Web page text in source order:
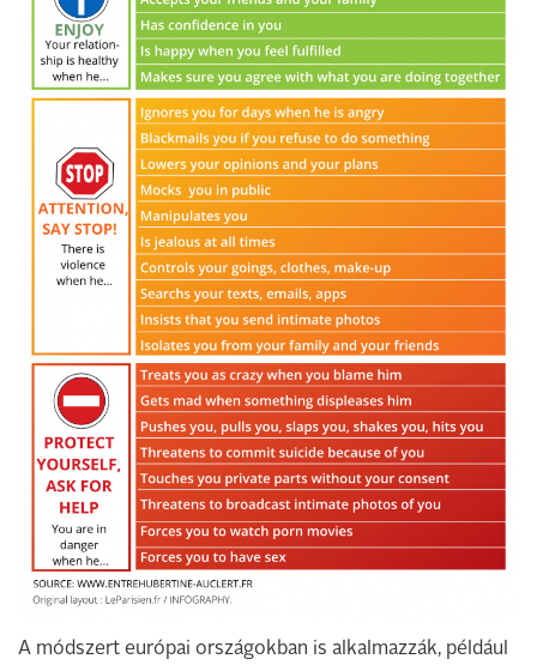
A módszert európai országokban is alkalmazzák, például